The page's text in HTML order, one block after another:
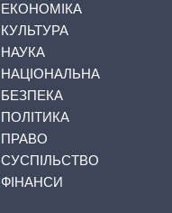
ЕКОНОМІКА
КУЛЬТУРА
НАУКА
НАЦІОНАЛЬНА
БЕЗПЕКА
ПОЛІТИКА
ПРАВО
СУСПІЛЬСТВО
ФІНАНСИ